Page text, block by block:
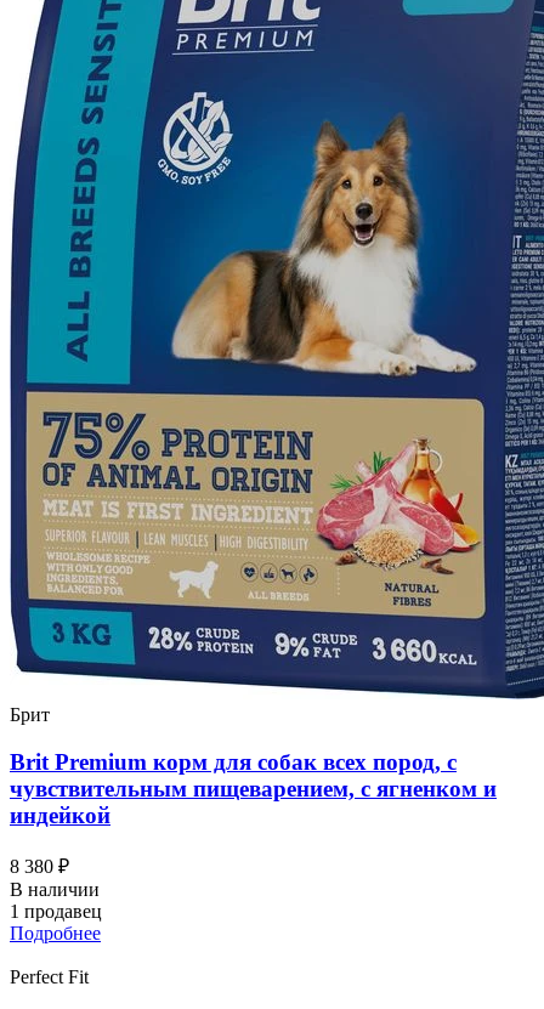
Брит
Brit Premium корм для собак всех пород, с
чувствительным пищеварением, с ягненком и
индейкой
8 380 ₽
В наличии
1 продавец
Подробнее
Perfect Fit